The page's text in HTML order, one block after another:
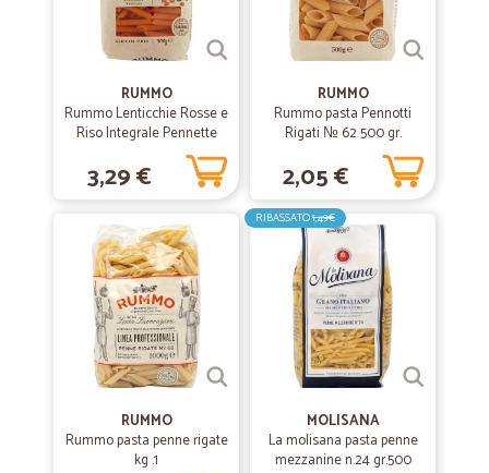
brontoloni come me!!!!!
Per noi molto validi
Venditori seri, prodotti di qualità, prezzo molto interessante e
spedizioni veloci. Servizio assistenza rapido e attento. Sicuramente
un ottimo servizio che utilizzerò ancora
RUMMO
Rummo Lenticchie Rosse e
Riso Integrale Pennette
Rigate N° 70 300 gr.
3,29 €
RUMMO
Rummo pasta Pennotti
Rigati № 62 500 gr.
2,05 €
RUMMO
Rummo pasta penne rigate
kg .1
RIBASSATO1,49€
MOLISANA
La molisana pasta penne
mezzanine n.24 gr.500